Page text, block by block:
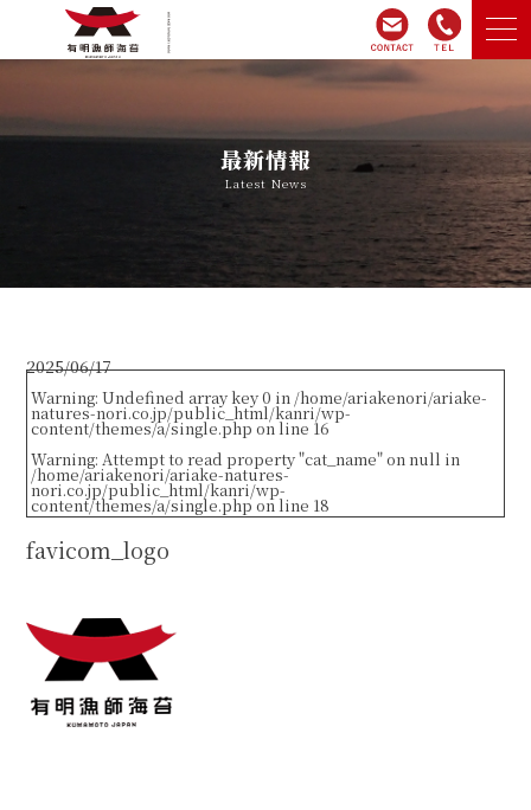
有明漁師海苔について
商品紹介
会社概要
お問い合わせ
最新情報
Latest News
2025/06/17
Warning: Undefined array key 0 in /home/ariakenori/ariake-
natures-nori.co.jp/public_html/kanri/wp-
content/themes/a/single.php on line 16
Warning: Attempt to read property "cat_name" on null in
/home/ariakenori/ariake-natures-
nori.co.jp/public_html/kanri/wp-
content/themes/a/single.phpon line 18
favicom_logo